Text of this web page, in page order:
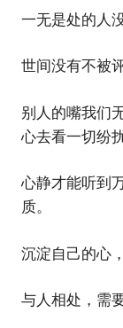
一无是处的人
世间没有不被
别人的嘴我们
心去看一切纷扰
心静才能听到
质。
沉淀自己的心
与人相处，需